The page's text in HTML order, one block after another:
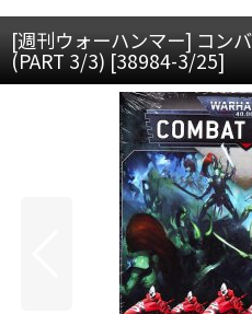
[週刊ウォーハンマー] コン
(PART 3/3) [38984-3/25]